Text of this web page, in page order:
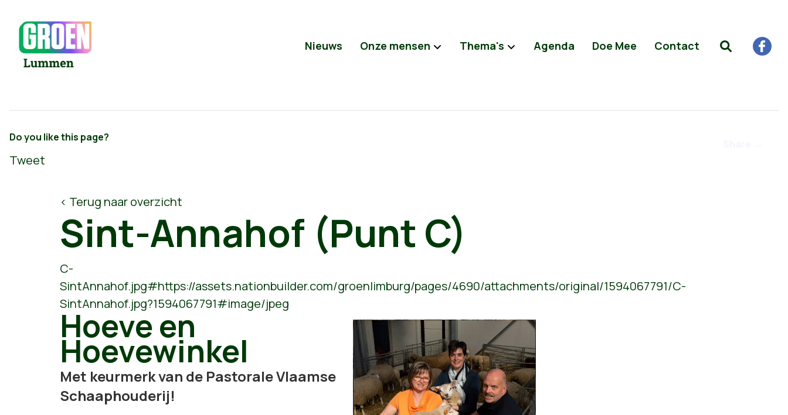
Nieuws Onze mensen Thema's Agenda Doe Mee Contact
Do you like this page?
Tweet
< Terug naar overzicht
Sint-Annahof (Punt C)
C-
SintAnnahof.jpg#https://assets.nationbuilder.com/groenlimburg/pages/4690/attachments/original/1594067791/C-
SintAnnahof.jpg?1594067791#image/jpeg
Hoeve en
Hoevewinkel
Met keurmerk van de Pastorale Vlaamse
Schaaphouderij!